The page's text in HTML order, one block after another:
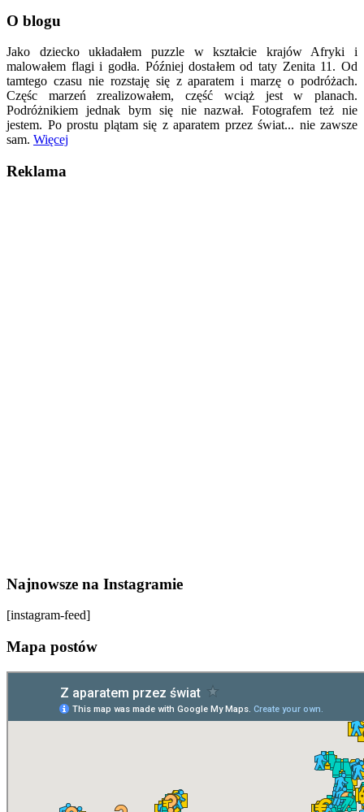
O blogu
Jako dziecko układałem puzzle w kształcie krajów Afryki i
malowałem flagi i godła. Później dostałem od taty Zenita 11. Od
tamtego czasu nie rozstaję się z aparatem i marzę o podróżach.
Częśc marzeń zrealizowałem, część wciąż jest w planach.
Podróżnikiem jednak bym się nie nazwał. Fotografem też nie
jestem. Po prostu plątam się z aparatem przez świat... nie zawsze
sam. Więcej
Reklama
Najnowsze na Instagramie
[instagram-feed]
Mapa postów